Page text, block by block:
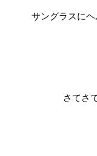
サングラスに
さてさ